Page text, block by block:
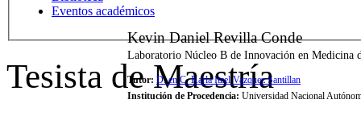
Eventos académicos
Tesista de Maestría
Kevin Daniel Revilla Conde
Laboratorio Núcleo B de Innovación en Medicina
Tutor: D. en C. Karla Itzel Vazquez Santillan
Institución de Procedencia: Universidad Nacional